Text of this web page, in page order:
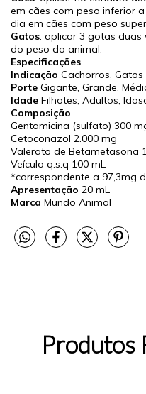
em cães com peso inferior
dia em cães com peso
Gatos: aplicar 3 gotas duas
do peso do animal.
Especificações
Indicação Cachorros, Gatos
Porte Gigante, Grande,
Idade Filhotes, Adultos,
Composição
Gentamicina (sulfato) 300
Cetoconazol 2.000 mg
Valerato de Betametasona
Veículo q.s.q 100 mL
*correspondente a 97,3mg
Apresentação 20 mL
Marca Mundo Animal
Produtos